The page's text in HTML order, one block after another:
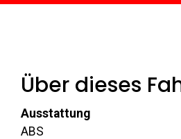
Über dieses
Ausstattung
ABS